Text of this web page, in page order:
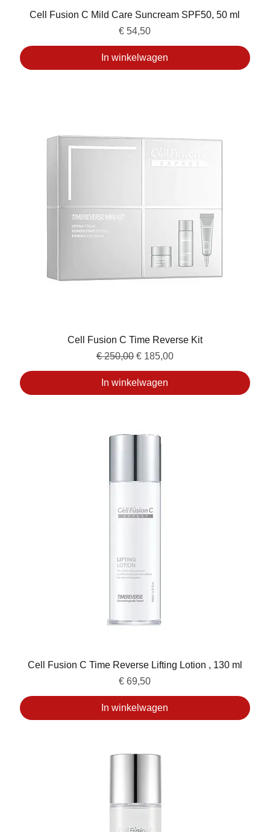
Cell Fusion C Mild Care Suncream SPF50, 50 ml
Prijs
€ 54,50
In winkelwagen
Cell Fusion C Time Reverse Kit
Normale prijs
€ 250,00 Verkoopprijs
€ 185,00
In winkelwagen
Cell Fusion C Time Reverse Lifting Lotion , 130 ml
Prijs
€ 69,50
In winkelwagen